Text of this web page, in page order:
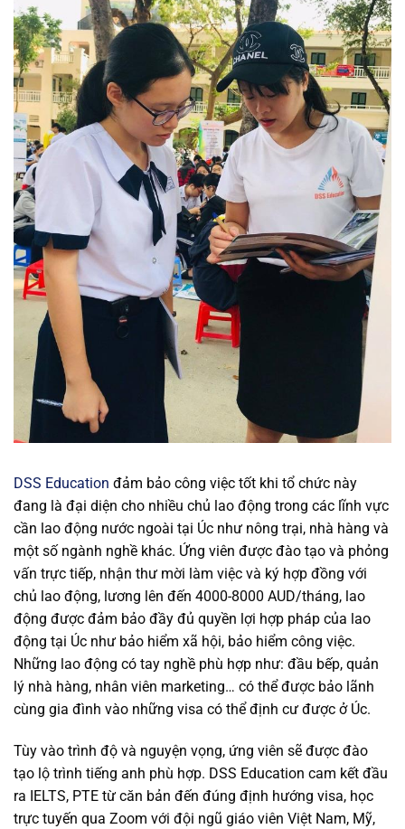
DSS Education đảm bảo công việc tốt khi tổ chức này
đang là đại diện cho nhiều chủ lao động trong các lĩnh vực
cần lao động nước ngoài tại Úc như nông trại, nhà hàng và
một số ngành nghề khác. Ứng viên được đào tạo và phỏng
vấn trực tiếp, nhận thư mời làm việc và ký hợp đồng với
chủ lao động, lương lên đến 4000-8000 AUD/tháng, lao
động được đảm bảo đầy đủ quyền lợi hợp pháp của lao
động tại Úc như bảo hiểm xã hội, bảo hiểm công việc.
Những lao động có tay nghề phù hợp như: đầu bếp, quản
lý nhà hàng, nhân viên marketing… có thể được bảo lãnh
cùng gia đình vào những visa có thể định cư được ở Úc.
Tùy vào trình độ và nguyện vọng, ứng viên sẽ được đào
tạo lộ trình tiếng anh phù hợp. DSS Education cam kết đầu
ra IELTS, PTE từ căn bản đến đúng định hướng visa, học
trực tuyến qua Zoom với đội ngũ giáo viên Việt Nam, Mỹ,